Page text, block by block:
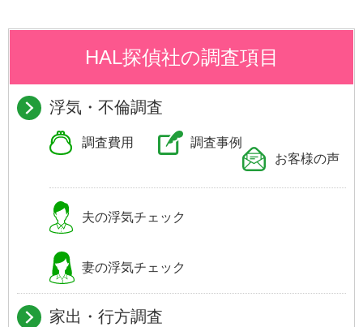
HAL探偵社の調査項目
浮気・不倫調査
調査費用
調査事例
お客様の声
夫の浮気チェック
妻の浮気チェック
家出・行方調査